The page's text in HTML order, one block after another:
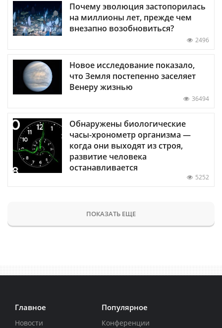
Почему эволюция застопорилась
на миллионы лет, прежде чем
внезапно возобновиться?
2496
Новое исследование показало,
что Земля постепенно заселяет
Венеру жизнью
36494
Обнаружены биологические
часы-хронометр организма —
когда они выходят из строя,
развитие человека
останавливается
5252
ПОКАЗАТЬ ЕЩЕ
Главное
Новости
Популярное
Конференции